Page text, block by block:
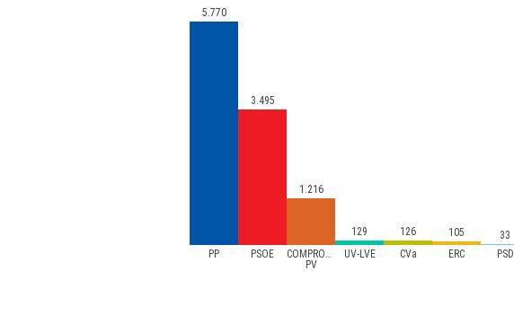
PP PSOE
COMPROMIS
PV
UV-LVE CVa ERC PSD
5.770
3.495
1.216
129 126 105 33